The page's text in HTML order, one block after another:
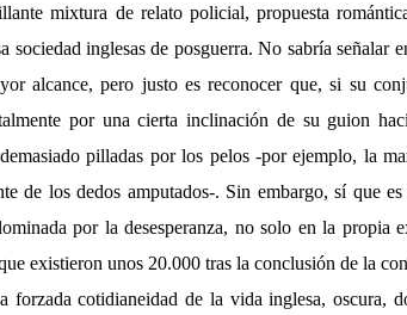
mixtura de relato policial, propuesta
sociedad inglesas de posguerra. No sabría señalar
alcance, pero justo es reconocer que, si su
por una cierta inclinación de su guion
pilladas por los pelos -por ejemplo, la
de los dedos amputados-. Sin embargo, sí que
por la desesperanza, no solo en la propia
existieron unos 20.000 tras la conclusión de la
forzada cotidianeidad de la vida inglesa, oscura,